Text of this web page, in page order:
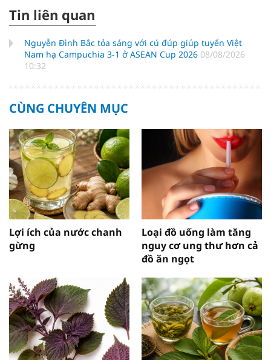
Tin liên quan
Nguyễn Đình Bắc tỏa sáng với cú đúp giúp tuyển Việt
Nam hạ Campuchia 3-1 ở ASEAN Cup 2026 08/08/2026
10:32
CÙNG CHUYÊN MỤC
Lợi ích của nước chanh
gừng
Loại đồ uống làm tăng
nguy cơ ung thư hơn cả
đồ ăn ngọt